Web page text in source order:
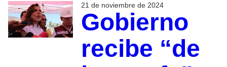
21 de noviembre de 2024
Gobierno
recibe “de